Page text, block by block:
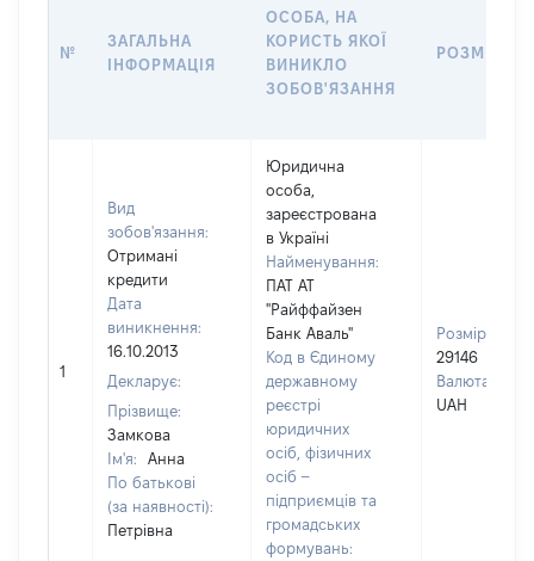
№
ЗАГАЛЬНА
ІНФОРМАЦІЯ
ОСОБА, НА
КОРИСТЬ ЯКОЇ
ВИНИКЛО
ЗОБОВ'ЯЗАННЯ
РОЗМІР
1
Вид
зобов'язання:
Отримані
кредити
Дата
виникнення:
16.10.2013
Декларує:
Прізвище:
Замкова
Ім'я:
Анна
По батькові
(за наявності):
Петрівна
Юридична
особа,
зареєстрована
в Україні
Найменування:
ПАТ АТ
"Райффайзен
Банк Аваль"
Код в Єдиному
державному
реєстрі
юридичних
осіб, фізичних
осіб –
підприємців та
громадських
формувань:
Розмір:
29146
Валюта:
UAH